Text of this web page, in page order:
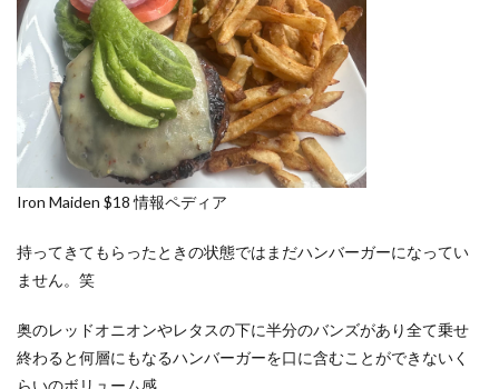
Iron Maiden $18 情報ペディア
持ってきてもらったときの状態ではまだハンバーガーになってい
ません。笑
奥のレッドオニオンやレタスの下に半分のバンズがあり全て乗せ
終わると何層にもなるハンバーガーを口に含むことができないく